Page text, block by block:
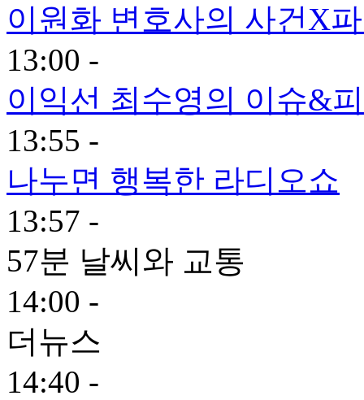
이원화 변호사의 사건X
13:00 -
이익선 최수영의 이슈&
13:55 -
나누면 행복한 라디오쇼
13:57 -
57분 날씨와 교통
14:00 -
더뉴스
14:40 -